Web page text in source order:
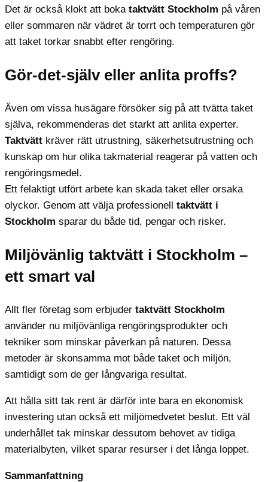
Det är också klokt att boka taktvätt Stockholm på våren
eller sommaren när vädret är torrt och temperaturen gör
att taket torkar snabbt efter rengöring.
Gör-det-själv eller anlita proffs?
Även om vissa husägare försöker sig på att tvätta taket
själva, rekommenderas det starkt att anlita experter.
Taktvätt kräver rätt utrustning, säkerhetsutrustning och
kunskap om hur olika takmaterial reagerar på vatten och
rengöringsmedel.
Ett felaktigt utfört arbete kan skada taket eller orsaka
olyckor. Genom att välja professionell taktvätt i
Stockholm sparar du både tid, pengar och risker.
Miljövänlig taktvätt i Stockholm –
ett smart val
Allt fler företag som erbjuder taktvätt Stockholm
använder nu miljövänliga rengöringsprodukter och
tekniker som minskar påverkan på naturen. Dessa
metoder är skonsamma mot både taket och miljön,
samtidigt som de ger långvariga resultat.
Att hålla sitt tak rent är därför inte bara en ekonomisk
investering utan också ett miljömedvetet beslut. Ett väl
underhållet tak minskar dessutom behovet av tidiga
materialbyten, vilket sparar resurser i det långa loppet.
Sammanfattning